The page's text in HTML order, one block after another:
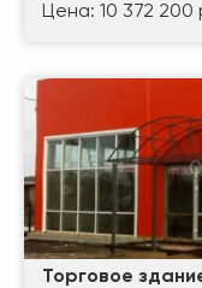
Цена: 10 372 200
Торговое